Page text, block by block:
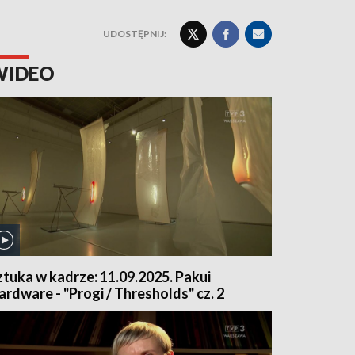
UDOSTĘPNIJ:
w kadrze: 11.09.2025. Pakui
- "Progi / Thresholds" cz. 2